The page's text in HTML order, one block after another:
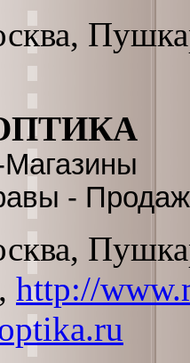
-
http://